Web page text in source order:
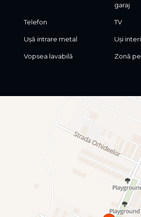
garaj
Telefon TV
Ușă intrare metal Uși
Vopsea lavabilă Zonă